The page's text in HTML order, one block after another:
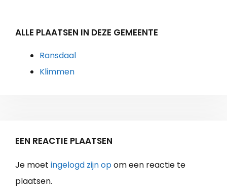
ALLE PLAATSEN IN DEZE GEMEENTE
Ransdaal
Klimmen
EEN REACTIE PLAATSEN
Je moet ingelogd zijn opom een reactie te
plaatsen.